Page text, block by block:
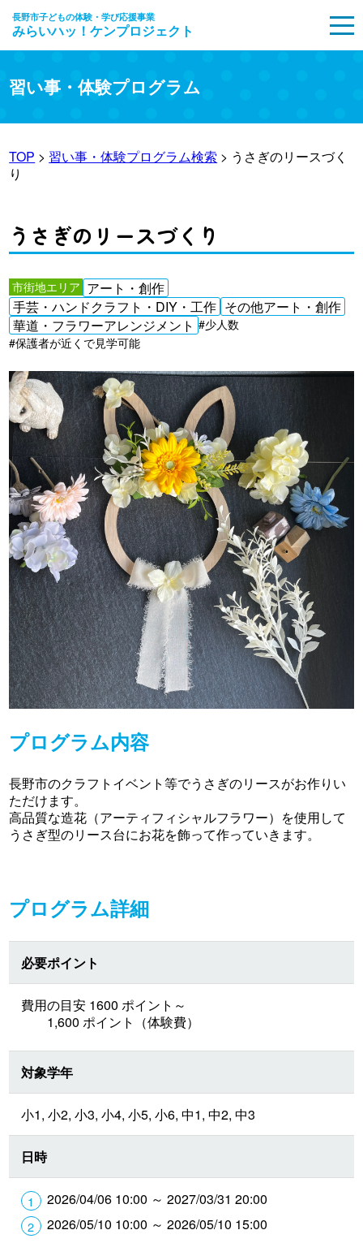
長野市子どもの体験・学び応援事業
みらいハッ！ケンプロジェクト
習い事・体験プログラム
TOP > 習い事・体験プログラム検索 > うさぎのリースづく
り
うさぎのリースづくり
市街地エリア アート・創作
手芸・ハンドクラフト・DIY・工作 その他アート・創作
華道・フラワーアレンジメント #少人数
#保護者が近くで見学可能
プログラム内容
長野市のクラフトイベント等でうさぎのリースがお作りい
ただけます。
高品質な造花（アーティフィシャルフラワー）を使用して
うさぎ型のリース台にお花を飾って作っていきます。
プログラム詳細
必要ポイント
費用の目安 1600 ポイント～
1,600 ポイント（体験費）
対象学年
小1, 小2, 小3, 小4, 小5, 小6, 中1, 中2, 中3
日時
2026/04/06 10:00 ～ 2027/03/31 20:00
2026/05/10 10:00 ～ 2026/05/10 15:00